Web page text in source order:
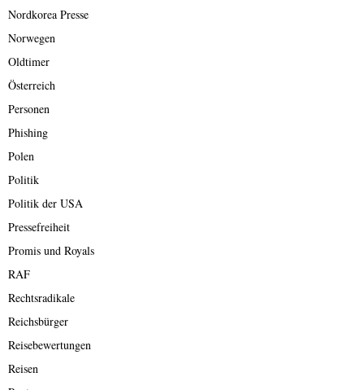
Nordkorea Presse
Norwegen
Oldtimer
Österreich
Personen
Phishing
Polen
Politik
Politik der USA
Pressefreiheit
Promis und Royals
RAF
Rechtsradikale
Reichsbürger
Reisebewertungen
Reisen